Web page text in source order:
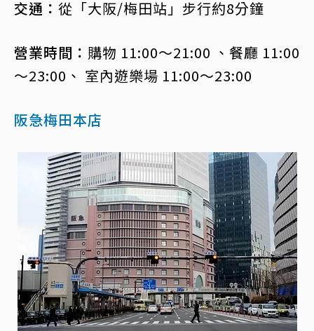
交通： 從「大阪/梅田站」步行約8分鐘
營業時間： 購物 11:00～21:00 、餐廳 11:00
～23:00、 室內遊樂場 11:00～23:00
阪急梅田本店